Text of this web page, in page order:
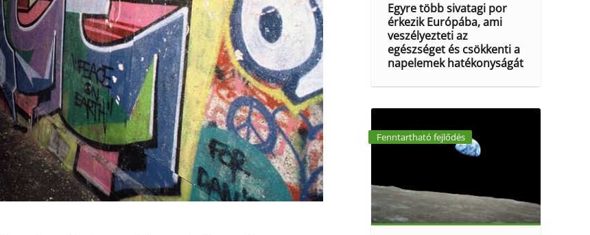
Egyre több sivatagi por
érkezik Európába, ami
veszélyezteti az
egészséget és csökkenti a
napelemek hatékonyságát
Fenntartható fejlődés